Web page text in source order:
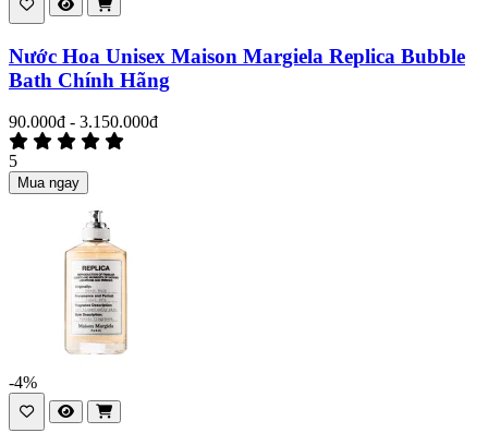
Nước Hoa Unisex Maison Margiela Replica Bubble
Bath Chính Hãng
90.000đ - 3.150.000đ
5
Mua ngay
-4%